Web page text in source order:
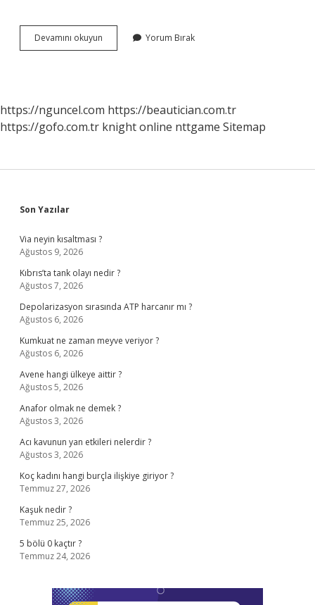
Devamını okuyun
Eksikliği
Yorum Bırak
https://nguncel.com https://beautician.com.tr
https://gofo.com.tr knight online nttgame Sitemap
Sidebar
Son Yazılar
Via neyin kısaltması ?
Ağustos 9, 2026
Kıbrıs’ta tank olayı nedir ?
Ağustos 7, 2026
Depolarizasyon sırasında ATP harcanır mı ?
Ağustos 6, 2026
Kumkuat ne zaman meyve veriyor ?
Ağustos 6, 2026
Avene hangi ülkeye aittir ?
Ağustos 5, 2026
Anafor olmak ne demek ?
Ağustos 3, 2026
Acı kavunun yan etkileri nelerdir ?
Ağustos 3, 2026
Koç kadını hangi burçla ilişkiye giriyor ?
Temmuz 27, 2026
Kaşuk nedir ?
Temmuz 25, 2026
5 bölü 0 kaçtır ?
Temmuz 24, 2026